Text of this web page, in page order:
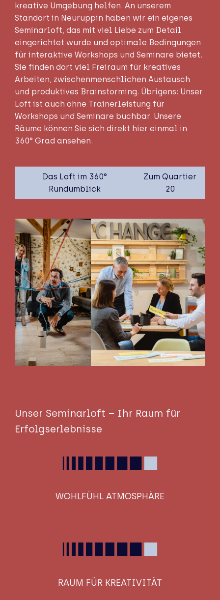
kreative Umgebung helfen. An unserem
Standort in Neuruppin haben wir ein eigenes
Seminarloft, das mit viel Liebe zum Detail
eingerichtet wurde und optimale Bedingungen
für interaktive Workshops und Seminare bietet.
Sie finden dort viel Freiraum für kreatives
Arbeiten, zwischenmenschlichen Austausch
und produktives Brainstorming. Übrigens: Unser
Loft ist auch ohne Trainerleistung für
Workshops und Seminare buchbar. Unsere
Räume können Sie sich direkt hier einmal in
360° Grad ansehen.
Das Loft im 360°
Rundumblick
Zum Quartier
20
Unser Seminarloft – Ihr Raum für
Erfolgserlebnisse
WOHLFÜHL ATMOSPHÄRE
RAUM FÜR KREATIVITÄT